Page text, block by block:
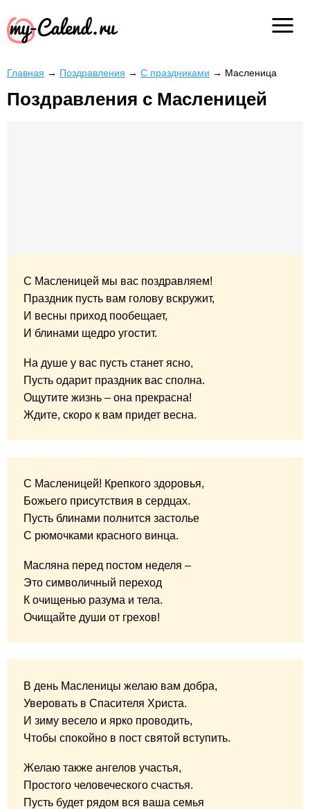
Главная → Поздравления → С праздниками → Масленица
Поздравления с Масленицей
С Масленицей мы вас поздравляем!
Праздник пусть вам голову вскружит,
И весны приход пообещает,
И блинами щедро угостит.
На душе у вас пусть станет ясно,
Пусть одарит праздник вас сполна.
Ощутите жизнь – она прекрасна!
Ждите, скоро к вам придет весна.
С Масленицей! Крепкого здоровья,
Божьего присутствия в сердцах.
Пусть блинами полнится застолье
С рюмочками красного винца.
Масляна перед постом неделя –
Это символичный переход
К очищенью разума и тела.
Очищайте души от грехов!
В день Масленицы желаю вам добра,
Уверовать в Спасителя Христа.
И зиму весело и ярко проводить,
Чтобы спокойно в пост святой вступить.
Желаю также ангелов участья,
Простого человеческого счастья.
Пусть будет рядом вся ваша семья